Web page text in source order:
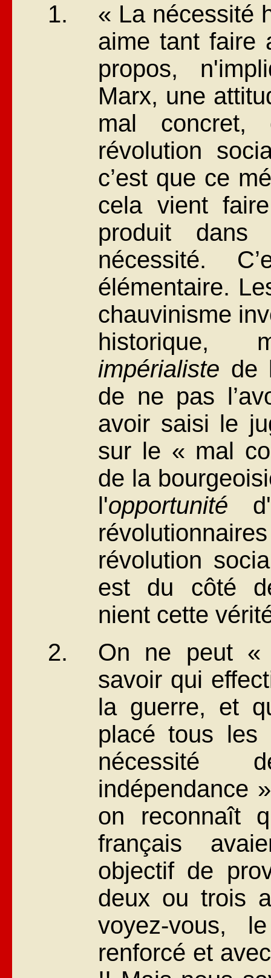
« La nécessité
aime tant faire
propos,
Marx, une
mal
révolution
c’est que ce
cela vient
produit dans
nécessité.
élémentaire.
chauvinisme
historique,
impérialiste de
de ne pas
avoir saisi le
sur le « mal
de la
l'opportunité
révolution
est du côté
nient cette
On ne peut «
savoir qui
la guerre, et
placé tous les
nécessité
indépendance
on reconnaît
français
objectif de
deux ou trois
voyez-vous,
renforcé et